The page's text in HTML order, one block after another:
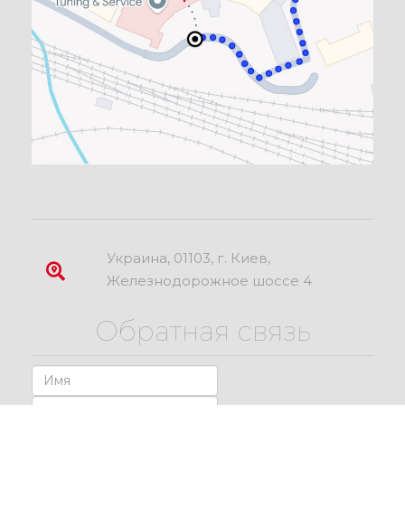
Украина, 01103, г. Киев,
Железнодорожное шоссе 4
Обратная связь